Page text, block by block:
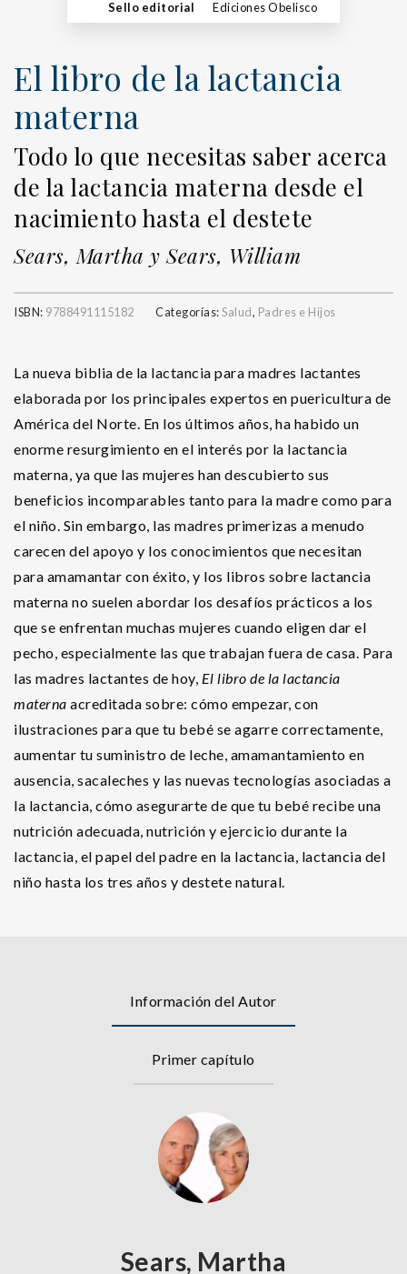
Sello editorial Ediciones Obelisco
El libro de la lactancia
materna
Todo lo que necesitas saber acerca
de la lactancia materna desde el
nacimiento hasta el destete
Sears, Martha y Sears, William
ISBN: 9788491115182 Categorías:Salud, Padres e Hijos
La nueva biblia de la lactancia para madres lactantes
elaborada por los principales expertos en puericultura de
América del Norte. En los últimos años, ha habido un
enorme resurgimiento en el interés por la lactancia
materna, ya que las mujeres han descubierto sus
beneficios incomparables tanto para la madre como para
el niño. Sin embargo, las madres primerizas a menudo
carecen del apoyo y los conocimientos que necesitan
para amamantar con éxito, y los libros sobre lactancia
materna no suelen abordar los desafíos prácticos a los
que se enfrentan muchas mujeres cuando eligen dar el
pecho, especialmente las que trabajan fuera de casa. Para
las madres lactantes de hoy, El libro de la lactancia
materna acreditada sobre: cómo empezar, con
ilustraciones para que tu bebé se agarre correctamente,
aumentar tu suministro de leche, amamantamiento en
ausencia, sacaleches y las nuevas tecnologías asociadas a
la lactancia, cómo asegurarte de que tu bebé recibe una
nutrición adecuada, nutrición y ejercicio durante la
lactancia, el papel del padre en la lactancia, lactancia del
niño hasta los tres años y destete natural.
Información del Autor
Primer capítulo
Sears, Martha